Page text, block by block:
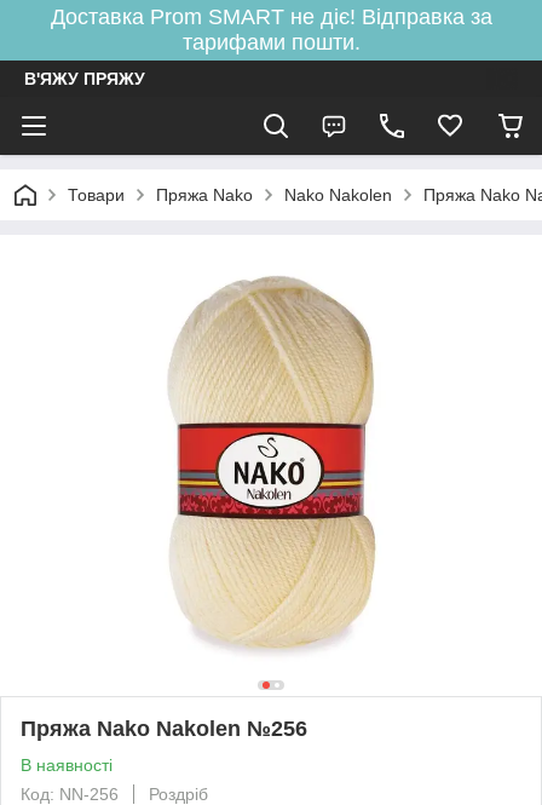
Доставка Prom SMART не діє! Відправка за
тарифами пошти.
В'ЯЖУ ПРЯЖУ
Товари Пряжа Nako Nako Nakolen Пряжа Nako
Пряжа Nako Nakolen №256
В наявності
Код: NN-256
Роздріб